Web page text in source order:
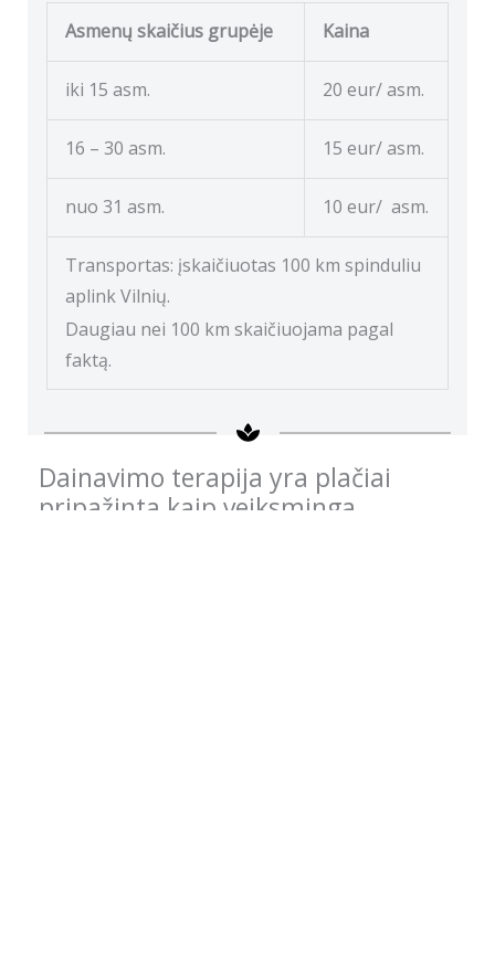
Asmenų skaičius grupėje Kaina
iki 15 asm. 20 eur/ asm.
16 – 30 asm. 15 eur/ asm.
nuo 31 asm. 10 eur/ asm.
Transportas: įskaičiuotas 100 km spinduliu
aplink Vilnių.
Daugiau nei 100 km skaičiuojama pagal
faktą.
Dainavimo terapija yra plačiai
pripažinta kaip veiksminga